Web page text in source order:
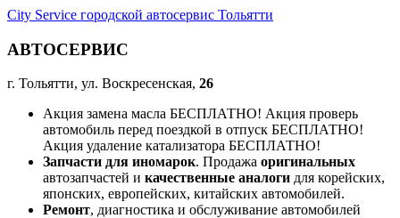
City Service городской автосервис Тольятти
АВТОСЕРВИС
г. Тольятти, ул. Воскресенская, 26
Акция замена масла БЕСПЛАТНО! Акция проверь
автомобиль перед поездкой в отпуск БЕСПЛАТНО!
Акция удаление катализатора БЕСПЛАТНО!
Запчасти для иномарок. Продажа оригинальных
автозапчастей и качественные аналоги для корейских,
японских, европейских, китайских автомобилей.
Ремонт, диагностика и обслуживание автомобилей